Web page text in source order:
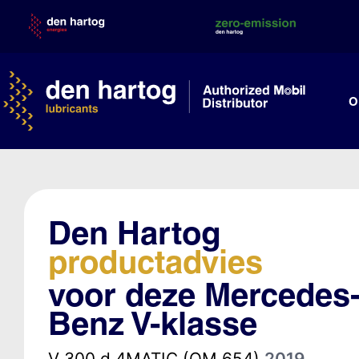
content
Den Hartog
productadvies
voor deze
Benz V-klasse